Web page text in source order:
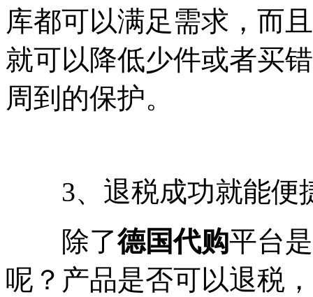
库都可以满足需求，而
就可以降低少件或者买
周到的保护。
3、退税成功就能便
除了德国代购平台
呢？产品是否可以退税